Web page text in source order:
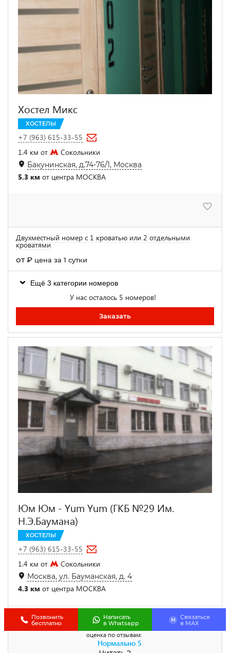
Хостел Микс
ХОСТЕЛЫ
+7 (963) 615-33-55
1.4 км от
Сокольники
Бакунинская, д.74-76/1, Москва
5.3 км от центра МОСКВА
Двухместный номер с 1 кроватью или 2 отдельными
кроватями
от₽ цена за 1 сутки
Ещё 3 категории номеров
У нас осталось 5 номеров!
Заказать
Юм Юм - Yum Yum (ГКБ №29 Им.
Н.Э.Баумана)
ХОСТЕЛЫ
+7 (963) 615-33-55
1.4 км от
Сокольники
Москва, ул. Бауманская, д. 4
4.3 км от центра МОСКВА
оценка по отзывам:
Нормально 5
Позвонить
бесплатно
Написать
в Whatsapp
M
Связаться
в МАХ